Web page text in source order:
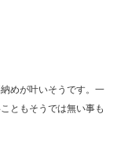
めが叶いそうです。一
ともそうでは無い事も